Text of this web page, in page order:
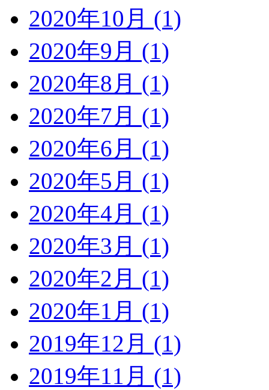
2020年10月 (1)
2020年9月 (1)
2020年8月 (1)
2020年7月 (1)
2020年6月 (1)
2020年5月 (1)
2020年4月 (1)
2020年3月 (1)
2020年2月 (1)
2020年1月 (1)
2019年12月 (1)
2019年11月 (1)